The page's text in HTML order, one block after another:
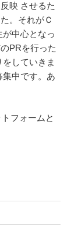
映 させるた
。それがＣ
中心となっ
PRを行った
していきま
中です。あ
フォームと